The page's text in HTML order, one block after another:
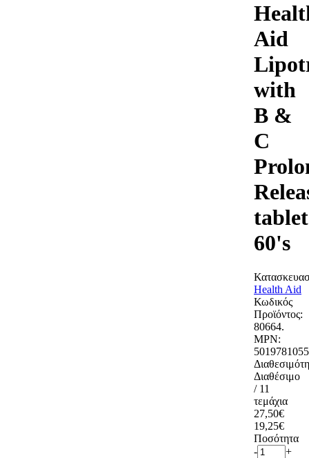
Aid
with
B &
C
60's
Health Aid
Κωδικός
Προϊόντος:
80664.
MPN:
Διαθέσιμο
/ 11
τεμάχια
27,50€
19,25€
Ποσότητα
-
+